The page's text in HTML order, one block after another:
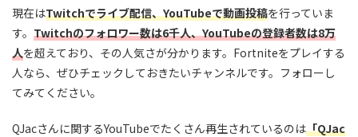
現在はTwitchでライブ配信、YouTubeで動画投稿を行っていま
す。 Twitchのフォロワー数は6千人、YouTubeの登録者数は8万
人を超えており、その人気さが分かります。Fortniteをプレイする
人なら、ぜひチェックしておきたいチャンネルです。フォローし
てみてください。
QJacさんに関するYouTubeでたくさん再生されているのは「QJac